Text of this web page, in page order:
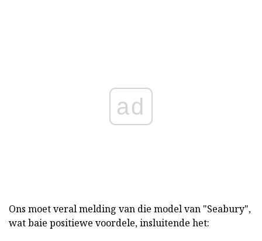
ad
Ons moet veral melding van die model van "Seabury",
wat baie positiewe voordele, insluitende het: